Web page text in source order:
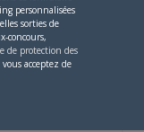
un
personnalisées
sorties de
concours,
de protection des
vous acceptez de